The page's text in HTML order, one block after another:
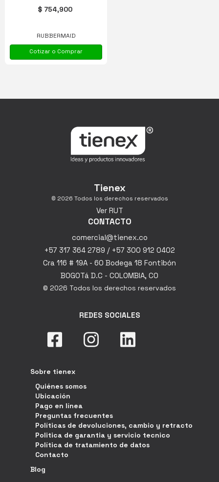
$ 754,900
RUBBERMAID
Cotizar o Comprar
Tienex
© 2026 Todos los derechos reservados
Ver RUT
CONTACTO
comercial@tienex.co
+57 317 364 2789 / +57 300 912 0402
Cra 116 # 19A - 60 Bodega 18 Fontibón
BOGOTá D.C - COLOMBIA, CO
© 2026 Todos los derechos reservados
REDES SOCIALES
Sobre tienex
Quiénes somos
Ubicación
Pago en línea
Preguntas frecuentes
Políticas de devoluciones, cambio y retracto
Politica de garantia y servicio tecnico
Política de tratamiento de datos
Contacto
Blog